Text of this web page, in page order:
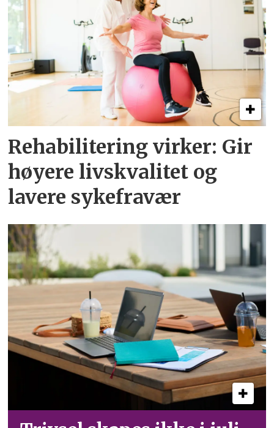
Rehabilitering virker: Gir
høyere livskvalitet og
lavere sykefravær